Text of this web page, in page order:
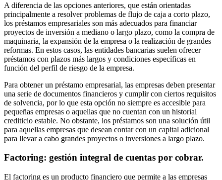
A diferencia de las opciones anteriores, que están orientadas
principalmente a resolver problemas de flujo de caja a corto plazo,
los préstamos empresariales son más adecuados para financiar
proyectos de inversión a mediano o largo plazo, como la compra de
maquinaria, la expansión de la empresa o la realización de grandes
reformas. En estos casos, las entidades bancarias suelen ofrecer
préstamos con plazos más largos y condiciones específicas en
función del perfil de riesgo de la empresa.
Para obtener un préstamo empresarial, las empresas deben presentar
una serie de documentos financieros y cumplir con ciertos requisitos
de solvencia, por lo que esta opción no siempre es accesible para
pequeñas empresas o aquellas que no cuentan con un historial
crediticio estable. No obstante, los préstamos son una solución útil
para aquellas empresas que desean contar con un capital adicional
para llevar a cabo grandes proyectos o inversiones a largo plazo.
Factoring: gestión integral de cuentas por cobrar.
El factoring es un producto financiero que permite a las empresas